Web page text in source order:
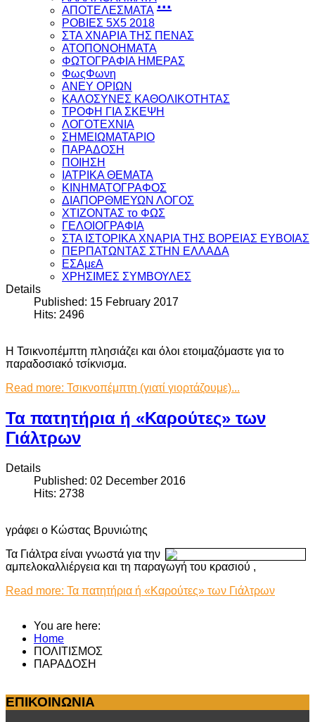
ΑΠΟΤΕΛΕΣΜΑΤΑ
ΡΟΒΙΕΣ 5Χ5 2018
ΣΤΑ ΧΝΑΡΙΑ ΤΗΣ ΠΕΝΑΣ
ΑΤΟΠΟΝΟΗΜΑΤΑ
ΦΩΤΟΓΡΑΦΙΑ ΗΜΕΡΑΣ
ΦωςΦωνη
ANEY ΟΡΙΩΝ
ΚΑΛΟΣΥΝΕΣ ΚΑΘΟΛΙΚΟΤΗΤΑΣ
ΤΡΟΦΗ ΓΙΑ ΣΚΕΨΗ
ΛΟΓΟΤΕΧΝΙΑ
ΣΗΜΕΙΩΜΑΤΑΡΙΟ
ΠΑΡΑΔΟΣΗ
ΠΟΙΗΣΗ
ΙΑΤΡΙΚΑ ΘΕΜΑΤΑ
ΚΙΝΗΜΑΤΟΓΡΑΦΟΣ
ΔΙΑΠΟΡΘΜΕΥΩΝ ΛΟΓΟΣ
ΧΤΙΖΟΝΤΑΣ το ΦΩΣ
ΓΕΛΟΙΟΓΡΑΦΙΑ
ΣΤΑ ΙΣΤΟΡΙΚΑ ΧΝΑΡΙΑ ΤΗΣ ΒΟΡΕΙΑΣ ΕΥΒΟΙΑΣ
ΠΕΡΠΑΤΩΝΤΑΣ ΣΤΗΝ ΕΛΛΑΔΑ
ΕΣΑμεΑ
ΧΡΗΣΙΜΕΣ ΣΥΜΒΟΥΛΕΣ
Details
Published: 15 February 2017
Hits: 2496
Η Τσικνοπέμπτη πλησιάζει και όλοι ετοιμαζόμαστε για το
παραδοσιακό τσίκνισμα.
Read more: Τσικνοπέμπτη (γιατί γιορτάζουμε)...
Τα πατητήρια ή «Καρούτες» των
Γιάλτρων
Details
Published: 02 December 2016
Hits: 2738
γράφει ο Κώστας Βρυνιώτης
Τα Γιάλτρα είναι γνωστά για την
αμπελοκαλλιέργεια και τη παραγωγή του κρασιού ,
Read more: Τα πατητήρια ή «Καρούτες» των Γιάλτρων
You are here:
Home
ΠΟΛΙΤΙΣΜΟΣ
ΠΑΡΑΔΟΣΗ
ΕΠΙΚΟΙΝΩΝΙΑ